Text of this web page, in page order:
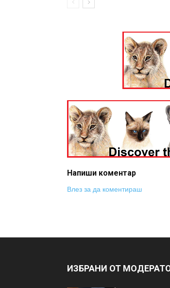
Напиши коментар
Влез за да коментираш
ИЗБРАНИ ОТ